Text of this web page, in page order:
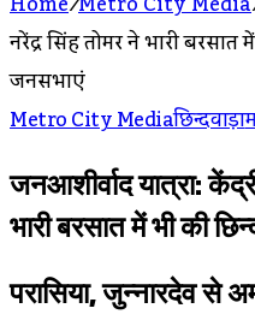
नरेंद्र सिंह तोमर ने भारी
जनसभाएं
Metro City Mediaछिन्दवाड़ा
जनआशीर्वाद यात्रा:
भारी बरसात में भी की
परासिया, जुन्नारदेव से